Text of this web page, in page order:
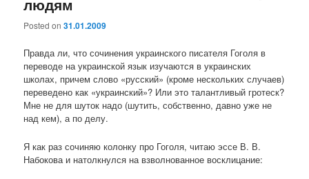
Posted on31.01.2009
Правда ли, что сочинения украинского писателя Гоголя в
переводе на украинской язык изучаются в украинских
школах, причем слово «русский» (кроме нескольких случаев)
переведено как «украинский»? Или это талантливый гротеск?
Мне не для шуток надо (шутить, собственно, давно уже не
над кем), а по делу.
Я как раз сочиняю колонку про Гоголя, читаю эссе В. В.
Набокова и натолкнулся на взволнованное восклицание: